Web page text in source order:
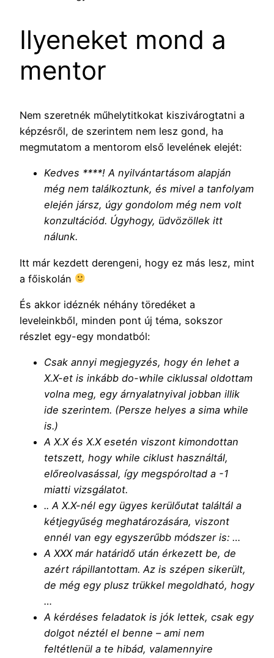
Ilyeneket mond a
mentor
Nem szeretnék műhelytitkokat kiszivárogtatni a
képzésről, de szerintem nem lesz gond, ha
megmutatom a mentorom első levelének elejét:
Kedves ****! A nyilvántartásom alapján
még nem találkoztunk, és mivel a tanfolyam
elején jársz, úgy gondolom még nem volt
konzultációd. Úgyhogy, üdvözöllek itt
nálunk.
Itt már kezdett derengeni, hogy ez más lesz, mint
a főiskolán
És akkor idéznék néhány töredéket a
leveleinkből, minden pont új téma, sokszor
részlet egy-egy mondatból:
Csak annyi megjegyzés, hogy én lehet a
X.X-et is inkább do-while ciklussal oldottam
volna meg, egy árnyalatnyival jobban illik
ide szerintem. (Persze helyes a sima while
is.)
A X.X és X.X esetén viszont kimondottan
tetszett, hogy while ciklust használtál,
előreolvasással, így megspóroltad a -1
miatti vizsgálatot.
.. A X.X-nél egy ügyes kerülőutat találtál a
kétjegyűség meghatározására, viszont
ennél van egy egyszerűbb módszer is: …
A XXX már határidő után érkezett be, de
azért rápillantottam. Az is szépen sikerült,
de még egy plusz trükkel megoldható, hogy
…
A kérdéses feladatok is jók lettek, csak egy
dolgot néztél el benne – ami nem
feltétlenül a te hibád, valamennyire